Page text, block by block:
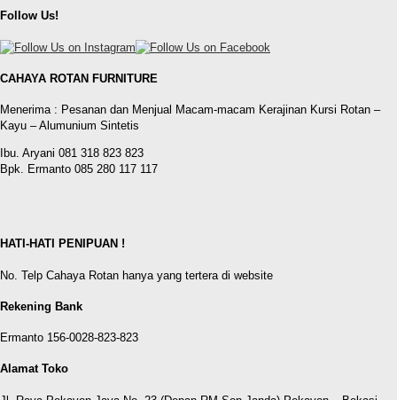
Follow Us!
CAHAYA ROTAN FURNITURE
Menerima : Pesanan dan Menjual Macam-macam Kerajinan Kursi Rotan –
Kayu – Alumunium Sintetis
Ibu. Aryani 081 318 823 823
Bpk. Ermanto 085 280 117 117
HATI-HATI PENIPUAN !
No. Telp Cahaya Rotan hanya yang tertera di website
Rekening Bank
Ermanto 156-0028-823-823
Alamat Toko